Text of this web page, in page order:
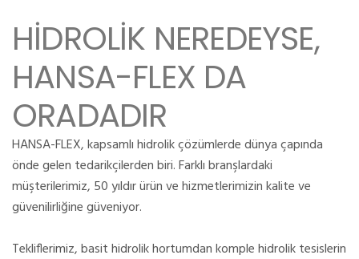
HİDROLİK NEREDEYSE,
HANSA-FLEX DA
ORADADIR
HANSA-FLEX, kapsamlı hidrolik çözümlerde dünya çapında
önde gelen tedarikçilerden biri. Farklı branşlardaki
müşterilerimiz, 50 yıldır ürün ve hizmetlerimizin kalite ve
güvenilirliğine güveniyor.
Tekliflerimiz, basit hidrolik hortumdan komple hidrolik tesislerin